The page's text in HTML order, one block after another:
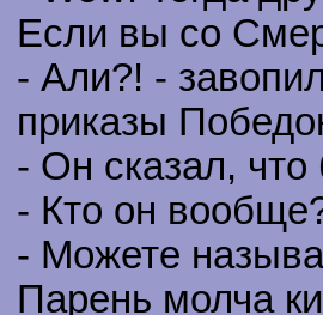
Если вы со
- Али?! -
приказы
- Он сказал, что
- Кто он
- Можете
Парень молча